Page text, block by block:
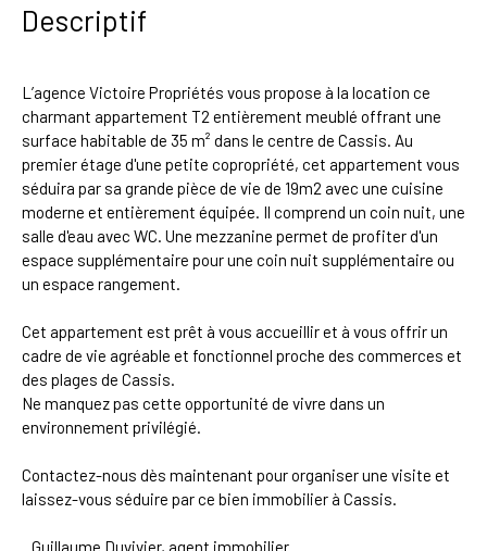
Descriptif
L’agence Victoire Propriétés vous propose à la location ce
charmant appartement T2 entièrement meublé offrant une
surface habitable de 35 m² dans le centre de Cassis. Au
premier étage d'une petite copropriété, cet appartement vous
séduira par sa grande pièce de vie de 19m2 avec une cuisine
moderne et entièrement équipée. Il comprend un coin nuit, une
salle d'eau avec WC. Une mezzanine permet de profiter d'un
espace supplémentaire pour une coin nuit supplémentaire ou
un espace rangement.
Cet appartement est prêt à vous accueillir et à vous offrir un
cadre de vie agréable et fonctionnel proche des commerces et
des plages de Cassis.
Ne manquez pas cette opportunité de vivre dans un
environnement privilégié.
Contactez-nous dès maintenant pour organiser une visite et
laissez-vous séduire par ce bien immobilier à Cassis.
Guillaume Duvivier, agent immobilier